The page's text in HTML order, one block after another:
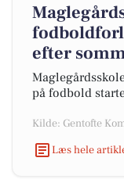
efter
på fodbold
Kilde: Gentofte
Læs hele